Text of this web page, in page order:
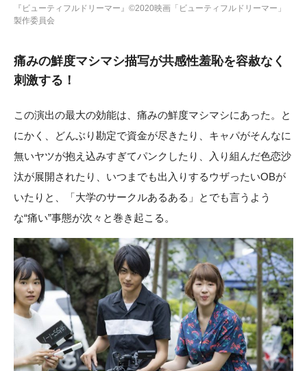
『ビューティフルドリーマー』©2020映画「ビューティフルドリーマー」
製作委員会
痛みの鮮度マシマシ描写が共感性羞恥を容赦なく
刺激する！
この演出の最大の効能は、痛みの鮮度マシマシにあった。と
にかく、どんぶり勘定で資金が尽きたり、キャパがそんなに
無いヤツが抱え込みすぎてパンクしたり、入り組んだ色恋沙
汰が展開されたり、いつまでも出入りするウザったいOBが
いたりと、「大学のサークルあるある」とでも言うよう
な“痛い”事態が次々と巻き起こる。